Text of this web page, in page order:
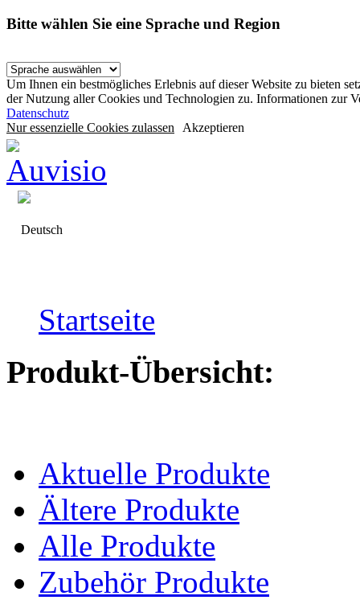
Bitte wählen Sie eine Sprache und Region
Um Ihnen ein bestmögliches Erlebnis auf dieser Website zu bieten
der Nutzung aller Cookies und Technologien zu. Informationen zur
Datenschutz
Nur essenzielle Cookies zulassen Akzeptieren
Deutsch
Startseite
Produkt-Übersicht:
Aktuelle Produkte
Ältere Produkte
Alle Produkte
Zubehör Produkte